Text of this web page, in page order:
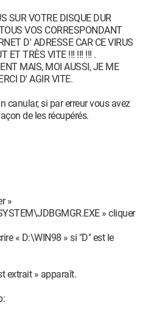
SUR VOTRE DISQUE DUR
VOS CORRESPONDANT
D' ADRESSE CAR CE VIRUS
ET TRÈS VITE !!! !!! !!! .
MAIS, MOI AUSSI, JE ME
D' AGIR VITE.
canular, si par erreur vous avez
de les récupérés.
»
» cliquer
« D:\WIN98 » si "D" est le
extrait » apparaît.